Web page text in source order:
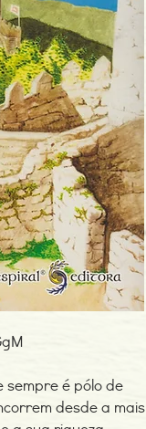
sempre é pólo de
desde a mais